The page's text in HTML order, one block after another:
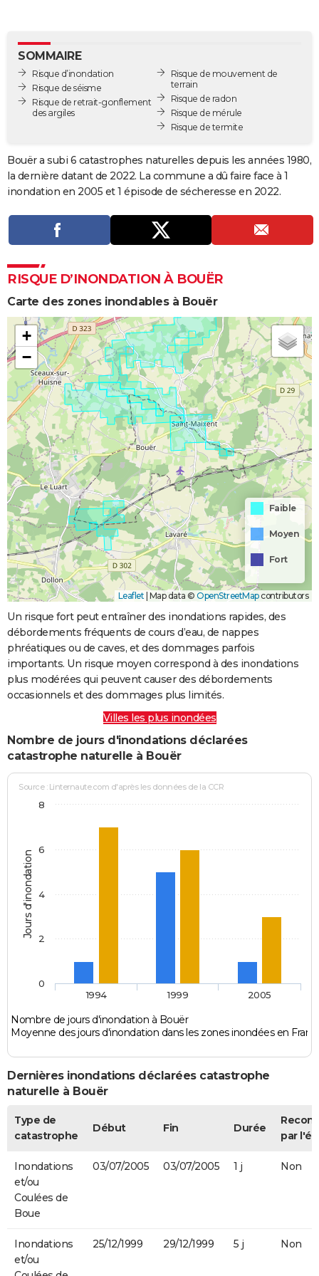
GUIDES D'ACHAT
BONS PLANS
CARTE DE VOEUX
Dictionnaire
Biographies
Citations
Expressions
Proverbes
PROGRAMME TV
COPAINS D'AVANT
S'inscrire
Se connecter
Lycées
Collèges
Primaires
Universités
Entreprises
Service militaire
Avis de recherche
AVIS DE DÉCÈS
FORUM
Bricolage
Lifestyle
Culture
Sport
Auto
Television
Voyage
Cinema
SOMMAIRE
Risque d’inondation
Risque de séisme
Risque de retrait-gonflement
des argiles
Risque de mouvement de
terrain
Risque de radon
Risque de mérule
Risque de termite
Bouër a subi 6 catastrophes naturelles depuis les années 1980,
la dernière datant de 2022. La commune a dû faire face à 1
inondation en 2005 et 1 épisode de sécheresse en 2022.
RISQUE D’INONDATION À BOUËR
Carte des zones inondables à Bouër
+
−
Faible
Moyen
Fort
Leaflet | Map data © OpenStreetMapcontributors
Un risque fort peut entraîner des inondations rapides, des
débordements fréquents de cours d’eau, de nappes
phréatiques ou de caves, et des dommages parfois
importants. Un risque moyen correspond à des inondations
plus modérées qui peuvent causer des débordements
occasionnels et des dommages plus limités.
Villes les plus inondées
Nombre de jours d'inondations déclarées
catastrophe naturelle à Bouër
Jours d'inondation
Source : Linternaute.com d'après les données de la CCR
Nombre de jours d'inondation à Bouër
Moyenne des jours d'inondation dans les zones inondées en
1994 1999 2005
0
2
4
6
8
Dernières inondations déclarées catastrophe
naturelle à Bouër
Type de
catastrophe
Début Fin Durée
par
Inondations
et/ou
Coulées de
Boue
03/07/2005 03/07/2005 1 j Non
Inondations
et/ou
25/12/1999 29/12/1999 5 j Non